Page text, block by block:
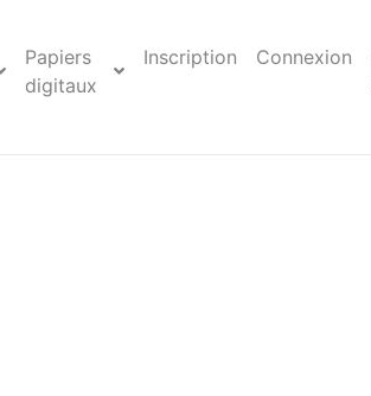
Papiers
digitaux
Inscription Connexion